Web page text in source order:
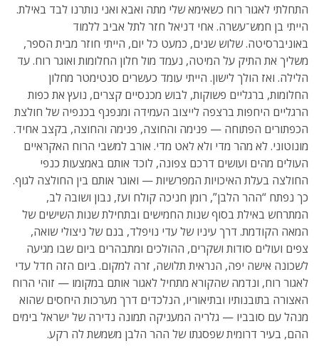
התחלתי לאגור רוח כשאימא שלי מתה ואבא ואני נותרנו לבד באילת.
הייתי בן חמש־עשרה. אחי דניאל חזר לתל אביב ללמוד
באוניברסיטה. שלוש שנים, כמעט כל יום, הייתי חוזר מבית הספר,
משליך את התיק על המיטה, נעמד מול חלון החלומות ואוגר רוח. עד
הלילה. ואז הולך לישון. הייתי עומד כעשרים סנטימטר מחלון
החלומות, ברגליים פשוקות, לבוש מכנסיים קצרים, נועץ את כפות
הרגליים היחפות ברצפה לייצוב העמידה ומנפנף בכנפיה של חולצת
הכפתורים הפתוחה — פנימה והחוצה, פנימה והחוצה, בקצב אחיד.
מונוטוני. לא מהר מדי ולא לאט מדי. אורב למשבי הרוח האקראיים
העולים מהים ועושים דרכם צפונה, לוכד אותם באמצעות כנפי
החולצה בעלת האיכויות המפרשיות — ואוגר אותם בין החולצה לגוף.
כך נפתח “ההר הלבן”, רומן חניכה קולח ועז, נבון ושובה לב,
המתרחש באילת בסוף שנות החמישים ובתחילת שנות השישים של
המאה הקודמת. דרך עיניו של עדי נויפלד, בנם של ניצולי שואה,
צפים ועולים סודות ושקרים, ההולכים ומתבהרים ביום שבו מגיעה
לשכונה אישה יפה, הנראית תלושה, זרה למקום. ביום הזה חדל עדי
לאגור רוח, ונדמה שהקורא מתחיל לאגור אותם במקומו — זוהי הרוח
האצורה בתובנותיו ובתיאוריו, הנלכדים דרך מערכות היחסים שהוא
מנהל עם סובביו — גלריה המעניקה תמונה נדירה של ישראל בימים
ההם, בעיר דרומית שפסגתו של ההר הלבן משמשת לה רקע.